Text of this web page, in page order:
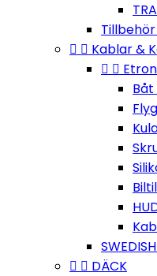
Tillbehör
  Kablar &
 
  DÄCK